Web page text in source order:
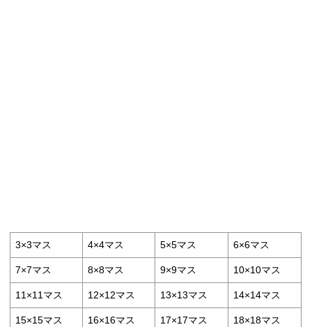
3×3マス 4×4マス 5×5マス 6×6マス
7×7マス 8×8マス 9×9マス 10×10マス
11×11マス 12×12マス 13×13マス 14×14マス
15×15マス 16×16マス 17×17マス 18×18マス